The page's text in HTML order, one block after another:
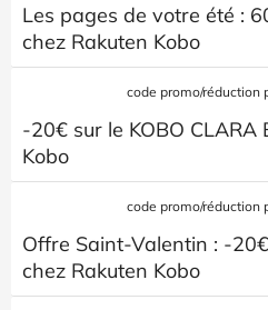
Les pages de votre été :
chez Rakuten Kobo
code promo/réduction
-20€ sur le KOBO CLARA
Kobo
code promo/réduction
Offre Saint-Valentin : -
chez Rakuten Kobo